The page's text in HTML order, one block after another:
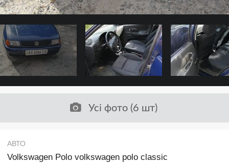
Усі фото (6 шт)
АВТО
Volkswagen Polo volkswagen polo classic